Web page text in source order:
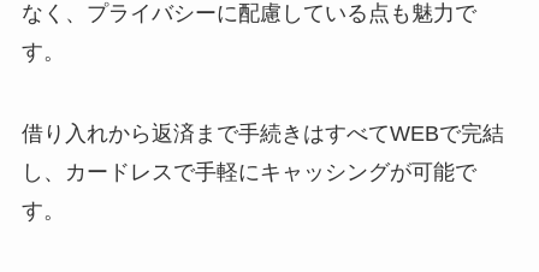
なく、プライバシーに配慮している点も魅力で
す。
借り入れから返済まで手続きはすべてWEBで完結
し、カードレスで手軽にキャッシングが可能で
す。